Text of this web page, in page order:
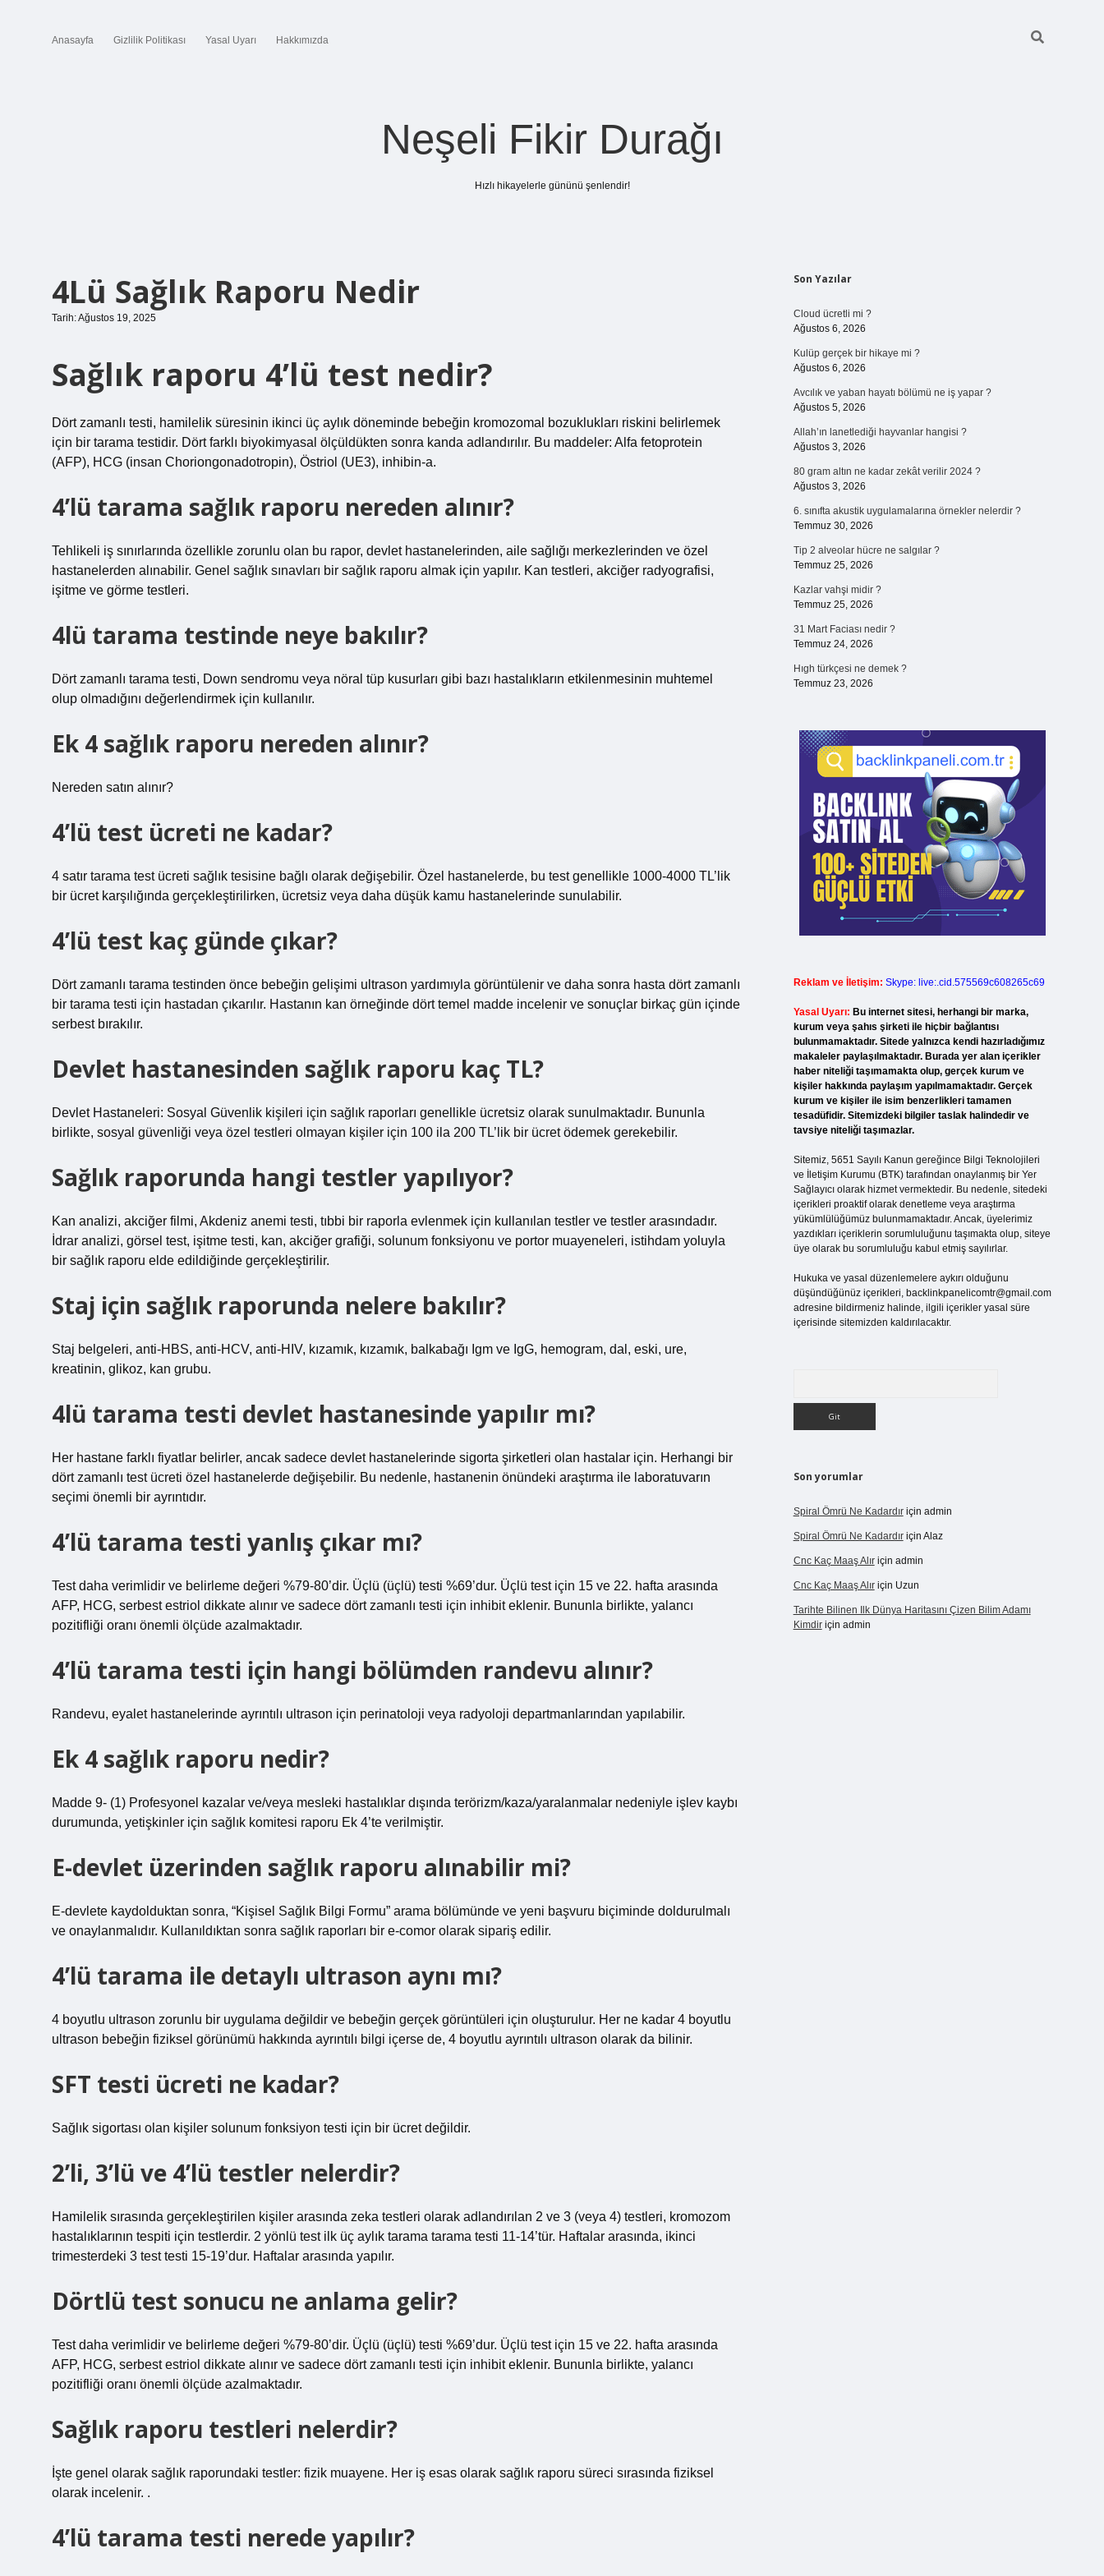
Anasayfa Gizlilik Politikası Yasal Uyarı Hakkımızda
Neşeli Fikir Durağı
Hızlı hikayelerle gününü şenlendir!
4Lü Sağlık Raporu Nedir
Tarih: Ağustos 19, 2025
Sağlık raporu 4’lü test nedir?
Dört zamanlı testi, hamilelik süresinin ikinci üç aylık döneminde bebeğin kromozomal bozuklukları riskini belirlemek
için bir tarama testidir. Dört farklı biyokimyasal ölçüldükten sonra kanda adlandırılır. Bu maddeler: Alfa fetoprotein
(AFP), HCG (insan Choriongonadotropin), Östriol (UE3), inhibin-a.
4’lü tarama sağlık raporu nereden alınır?
Tehlikeli iş sınırlarında özellikle zorunlu olan bu rapor, devlet hastanelerinden, aile sağlığı merkezlerinden ve özel
hastanelerden alınabilir. Genel sağlık sınavları bir sağlık raporu almak için yapılır. Kan testleri, akciğer radyografisi,
işitme ve görme testleri.
4lü tarama testinde neye bakılır?
Dört zamanlı tarama testi, Down sendromu veya nöral tüp kusurları gibi bazı hastalıkların etkilenmesinin muhtemel
olup olmadığını değerlendirmek için kullanılır.
Ek 4 sağlık raporu nereden alınır?
Nereden satın alınır?
4’lü test ücreti ne kadar?
4 satır tarama test ücreti sağlık tesisine bağlı olarak değişebilir. Özel hastanelerde, bu test genellikle 1000-4000 TL’lik
bir ücret karşılığında gerçekleştirilirken, ücretsiz veya daha düşük kamu hastanelerinde sunulabilir.
4’lü test kaç günde çıkar?
Dört zamanlı tarama testinden önce bebeğin gelişimi ultrason yardımıyla görüntülenir ve daha sonra hasta dört zamanlı
bir tarama testi için hastadan çıkarılır. Hastanın kan örneğinde dört temel madde incelenir ve sonuçlar birkaç gün içinde
serbest bırakılır.
Devlet hastanesinden sağlık raporu kaç TL?
Devlet Hastaneleri: Sosyal Güvenlik kişileri için sağlık raporları genellikle ücretsiz olarak sunulmaktadır. Bununla
birlikte, sosyal güvenliği veya özel testleri olmayan kişiler için 100 ila 200 TL’lik bir ücret ödemek gerekebilir.
Sağlık raporunda hangi testler yapılıyor?
Kan analizi, akciğer filmi, Akdeniz anemi testi, tıbbi bir raporla evlenmek için kullanılan testler ve testler arasındadır.
İdrar analizi, görsel test, işitme testi, kan, akciğer grafiği, solunum fonksiyonu ve portor muayeneleri, istihdam yoluyla
bir sağlık raporu elde edildiğinde gerçekleştirilir.
Staj için sağlık raporunda nelere bakılır?
Staj belgeleri, anti-HBS, anti-HCV, anti-HIV, kızamık, kızamık, balkabağı Igm ve IgG, hemogram, dal, eski, ure,
kreatinin, glikoz, kan grubu.
4lü tarama testi devlet hastanesinde yapılır mı?
Her hastane farklı fiyatlar belirler, ancak sadece devlet hastanelerinde sigorta şirketleri olan hastalar için. Herhangi bir
dört zamanlı test ücreti özel hastanelerde değişebilir. Bu nedenle, hastanenin önündeki araştırma ile laboratuvarın
seçimi önemli bir ayrıntıdır.
4’lü tarama testi yanlış çıkar mı?
Test daha verimlidir ve belirleme değeri %79-80’dir. Üçlü (üçlü) testi %69’dur. Üçlü test için 15 ve 22. hafta arasında
AFP, HCG, serbest estriol dikkate alınır ve sadece dört zamanlı testi için inhibit eklenir. Bununla birlikte, yalancı
pozitifliği oranı önemli ölçüde azalmaktadır.
4’lü tarama testi için hangi bölümden randevu alınır?
Randevu, eyalet hastanelerinde ayrıntılı ultrason için perinatoloji veya radyoloji departmanlarından yapılabilir.
Ek 4 sağlık raporu nedir?
Madde 9- (1) Profesyonel kazalar ve/veya mesleki hastalıklar dışında terörizm/kaza/yaralanmalar nedeniyle işlev kaybı
durumunda, yetişkinler için sağlık komitesi raporu Ek 4’te verilmiştir.
E-devlet üzerinden sağlık raporu alınabilir mi?
E-devlete kaydolduktan sonra, “Kişisel Sağlık Bilgi Formu” arama bölümünde ve yeni başvuru biçiminde doldurulmalı
ve onaylanmalıdır. Kullanıldıktan sonra sağlık raporları bir e-comor olarak sipariş edilir.
4’lü tarama ile detaylı ultrason aynı mı?
4 boyutlu ultrason zorunlu bir uygulama değildir ve bebeğin gerçek görüntüleri için oluşturulur. Her ne kadar 4 boyutlu
ultrason bebeğin fiziksel görünümü hakkında ayrıntılı bilgi içerse de, 4 boyutlu ayrıntılı ultrason olarak da bilinir.
SFT testi ücreti ne kadar?
Sağlık sigortası olan kişiler solunum fonksiyon testi için bir ücret değildir.
2’li, 3’lü ve 4’lü testler nelerdir?
Hamilelik sırasında gerçekleştirilen kişiler arasında zeka testleri olarak adlandırılan 2 ve 3 (veya 4) testleri, kromozom
hastalıklarının tespiti için testlerdir. 2 yönlü test ilk üç aylık tarama tarama testi 11-14’tür. Haftalar arasında, ikinci
trimesterdeki 3 test testi 15-19’dur. Haftalar arasında yapılır.
Dörtlü test sonucu ne anlama gelir?
Test daha verimlidir ve belirleme değeri %79-80’dir. Üçlü (üçlü) testi %69’dur. Üçlü test için 15 ve 22. hafta arasında
AFP, HCG, serbest estriol dikkate alınır ve sadece dört zamanlı testi için inhibit eklenir. Bununla birlikte, yalancı
pozitifliği oranı önemli ölçüde azalmaktadır.
Sağlık raporu testleri nelerdir?
İşte genel olarak sağlık raporundaki testler: fizik muayene. Her iş esas olarak sağlık raporu süreci sırasında fiziksel
olarak incelenir. .
4’lü tarama testi nerede yapılır?
Sidebar
Son Yazılar
Cloud ücretli mi ?
Ağustos 6, 2026
Kulüp gerçek bir hikaye mi ?
Ağustos 6, 2026
Avcılık ve yaban hayatı bölümü ne iş yapar ?
Ağustos 5, 2026
Allah’ın lanetlediği hayvanlar hangisi ?
Ağustos 3, 2026
80 gram altın ne kadar zekât verilir 2024 ?
Ağustos 3, 2026
6. sınıfta akustik uygulamalarına örnekler nelerdir ?
Temmuz 30, 2026
Tip 2 alveolar hücre ne salgılar ?
Temmuz 25, 2026
Kazlar vahşi midir ?
Temmuz 25, 2026
31 Mart Faciası nedir ?
Temmuz 24, 2026
Hıgh türkçesi ne demek ?
Temmuz 23, 2026
Reklam ve İletişim: Skype: live:.cid.575569c608265c69
Yasal Uyarı: Bu internet sitesi, herhangi bir marka,
kurum veya şahıs şirketi ile hiçbir bağlantısı
bulunmamaktadır. Sitede yalnızca kendi hazırladığımız
makaleler paylaşılmaktadır. Burada yer alan içerikler
haber niteliği taşımamakta olup, gerçek kurum ve
kişiler hakkında paylaşım yapılmamaktadır. Gerçek
kurum ve kişiler ile isim benzerlikleri tamamen
tesadüfidir. Sitemizdeki bilgiler taslak halindedir ve
tavsiye niteliği taşımazlar.
Sitemiz, 5651 Sayılı Kanun gereğince Bilgi Teknolojileri
ve İletişim Kurumu (BTK) tarafından onaylanmış bir Yer
Sağlayıcı olarak hizmet vermektedir. Bu nedenle, sitedeki
içerikleri proaktif olarak denetleme veya araştırma
yükümlülüğümüz bulunmamaktadır. Ancak, üyelerimiz
yazdıkları içeriklerin sorumluluğunu taşımakta olup, siteye
üye olarak bu sorumluluğu kabul etmiş sayılırlar.
Hukuka ve yasal düzenlemelere aykırı olduğunu
düşündüğünüz içerikleri, backlinkpanelicomtr@gmail.com
adresine bildirmeniz halinde, ilgili içerikler yasal süre
içerisinde sitemizden kaldırılacaktır.
Son yorumlar
Spiral Ömrü Ne Kadardıriçin admin
Spiral Ömrü Ne Kadardıriçin Alaz
Cnc Kaç Maaş Alıriçin admin
Cnc Kaç Maaş Alıriçin Uzun
Tarihte Bilinen Ilk Dünya Haritasını Çizen Bilim Adamı
Kimdiriçin admin